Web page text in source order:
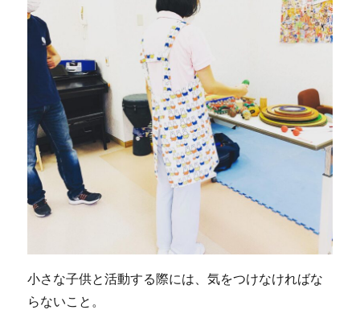
小さな子供と活動する際には、気をつけなければな
らないこと。